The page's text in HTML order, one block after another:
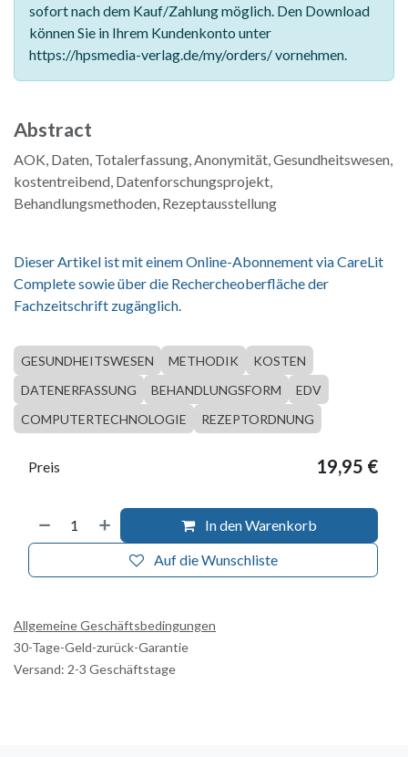
sofort nach dem Kauf/Zahlung möglich. Den Download
können Sie in Ihrem Kundenkonto unter
https://hpsmedia-verlag.de/my/orders/ vornehmen.
Abstract
AOK, Daten, Totalerfassung, Anonymität, Gesundheitswesen,
kostentreibend, Datenforschungsprojekt,
Behandlungsmethoden, Rezeptausstellung
Dieser Artikel ist mit einem Online-Abonnement via CareLit
Complete sowie über die Rechercheoberfläche der
Fachzeitschrift zugänglich.
GESUNDHEITSWESEN METHODIK
KOSTEN
DATENERFASSUNG
BEHANDLUNGSFORM
EDV
COMPUTERTECHNOLOGIE
REZEPTORDNUNG
In den Warenkorb
Auf die Wunschliste
Preis 19,95 €
Allgemeine Geschäftsbedingungen
30-Tage-Geld-zurück-Garantie
Versand: 2-3 Geschäftstage